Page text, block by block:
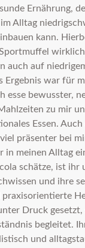
Ernährung,
Alltag
kann.
auch auf
Ergebnis war für
esse bewusster,
zu mir
Essen.
präsenter bei
in meinen Alltag
schätze, ist ihr
und ihre
Druck
begleitet.
und